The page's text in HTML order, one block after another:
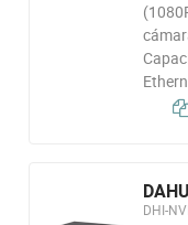
DHI-